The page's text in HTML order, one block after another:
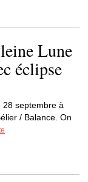
Lune
éclipse
28 septembre à
/ Balance. On